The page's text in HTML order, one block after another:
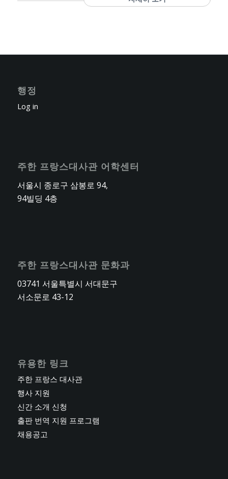
행정
Log in
주한 프랑스대사관 어학센터
서울시 종로구 삼봉로 94,
94빌딩 4층
주한 프랑스대사관 문화과
03741 서울특별시 서대문구
서소문로 43-12
유용한 링크
주한 프랑스 대사관
행사 지원
신간 소개 신청
출판 번역 지원 프로그램
채용공고